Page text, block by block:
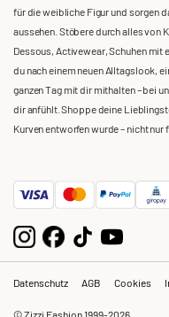
für die weibliche Figur und sorgen
aussehen. Stöbere durch alles von
Dessous, Activewear, Schuhen
du nach einem neuen Alltagslook,
ganzen Tag mit dir mithalten – bei
dir anfühlt. Shoppe deine
Kurven entworfen wurde – nicht nur
Datenschutz AGB Cookies
© Zizzi Fashion 1999-2026